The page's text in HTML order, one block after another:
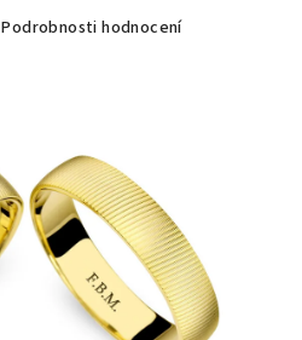
Podrobnosti hodnocení